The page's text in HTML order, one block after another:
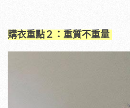
購衣重點２：重質不重量